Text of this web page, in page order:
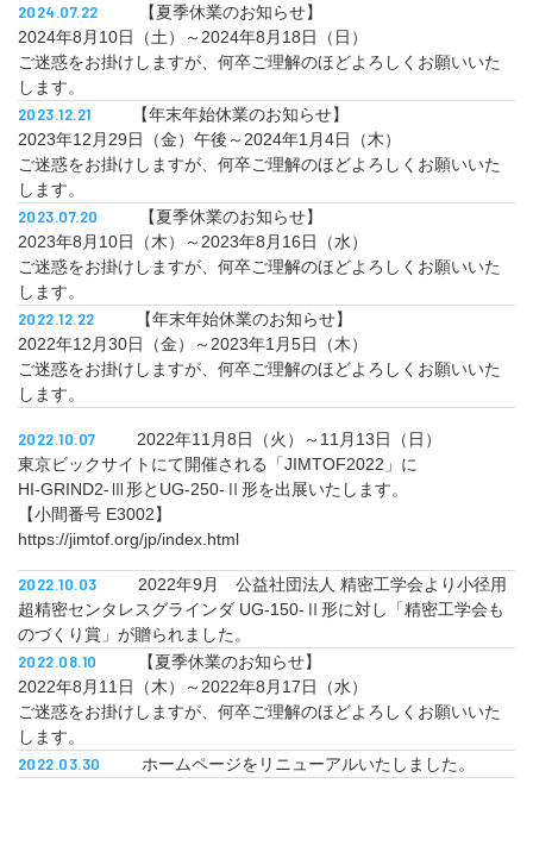
2024.07.22
【夏季休業のお知らせ】
2024年8月10日（土）～2024年8月18日（日）
ご迷惑をお掛けしますが、何卒ご理解のほどよろしくお願いいた
します。
2023.12.21
【年末年始休業のお知らせ】
2023年12月29日（金）午後～2024年1月4日（木）
ご迷惑をお掛けしますが、何卒ご理解のほどよろしくお願いいた
します。
2023.07.20
【夏季休業のお知らせ】
2023年8月10日（木）～2023年8月16日（水）
ご迷惑をお掛けしますが、何卒ご理解のほどよろしくお願いいた
します。
2022.12.22
【年末年始休業のお知らせ】
2022年12月30日（金）～2023年1月5日（木）
ご迷惑をお掛けしますが、何卒ご理解のほどよろしくお願いいた
します。
2022.10.07
2022年11月8日（火）～11月13日（日）
東京ビックサイトにて開催される「JIMTOF2022」に
HI-GRIND2-Ⅲ形とUG-250-Ⅱ形を出展いたします。
【小間番号 E3002】
https://jimtof.org/jp/index.html
2022.10.03
2022年9月 公益社団法人 精密工学会より小径用
超精密センタレスグラインダ UG-150-Ⅱ形に対し「精密工学会も
のづくり賞」が贈られました。
2022.08.10
【夏季休業のお知らせ】
2022年8月11日（木）～2022年8月17日（水）
ご迷惑をお掛けしますが、何卒ご理解のほどよろしくお願いいた
します。
2022.03.30 ホームページをリニューアルいたしました。